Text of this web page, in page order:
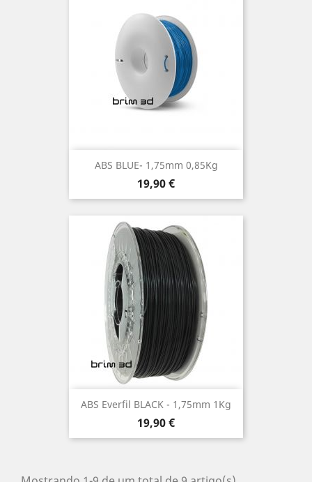
ABS BLUE- 1,75mm 0,85Kg
Preço
19,90 €
ABS Everfil BLACK - 1,75mm 1Kg
Preço
19,90 €